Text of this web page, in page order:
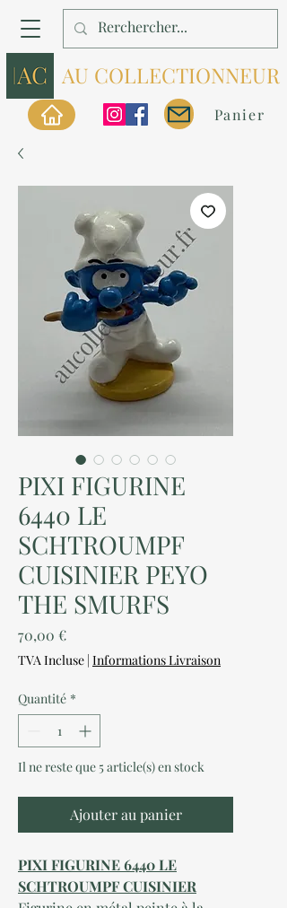
AU COLLECTIONNEUR
Panier
PIXI FIGURINE
6440 LE
SCHTROUMPF
CUISINIER PEYO
THE SMURFS
70,00 €Prix
TVA Incluse | Informations Livraison
Quantité *
Il ne reste que 5 article(s) en stock
Ajouter au panier
PIXI FIGURINE 6440 LE
SCHTROUMPF CUISINIER